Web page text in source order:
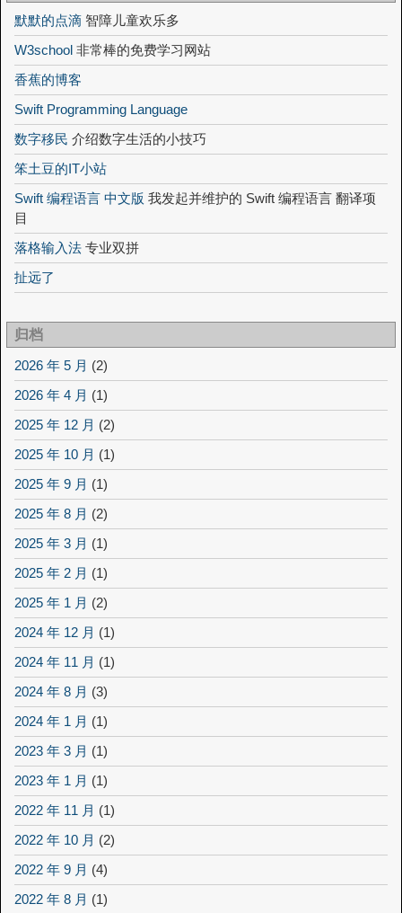
默默的点滴 智障儿童欢乐多
W3school 非常棒的免费学习网站
香蕉的博客
Swift Programming Language
数字移民 介绍数字生活的小技巧
笨土豆的IT小站
Swift 编程语言 中文版 我发起并维护的 Swift 编程语言 翻译项
目
落格输入法 专业双拼
扯远了
归档
2026 年 5 月 (2)
2026 年 4 月 (1)
2025 年 12 月 (2)
2025 年 10 月 (1)
2025 年 9 月 (1)
2025 年 8 月 (2)
2025 年 3 月 (1)
2025 年 2 月 (1)
2025 年 1 月 (2)
2024 年 12 月 (1)
2024 年 11 月 (1)
2024 年 8 月 (3)
2024 年 1 月 (1)
2023 年 3 月 (1)
2023 年 1 月 (1)
2022 年 11 月 (1)
2022 年 10 月 (2)
2022 年 9 月 (4)
2022 年 8 月 (1)